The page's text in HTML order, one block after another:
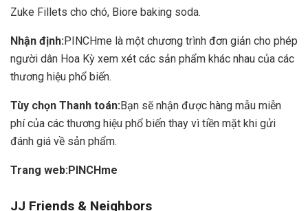
Zuke Fillets cho chó, Biore baking soda.
Nhận định:PINCHme là một chương trình đơn giản cho phép
người dân Hoa Kỳ xem xét các sản phẩm khác nhau của các
thương hiệu phổ biến.
Tùy chọn Thanh toán:Bạn sẽ nhận được hàng mẫu miễn
phí của các thương hiệu phổ biến thay vì tiền mặt khi gửi
đánh giá về sản phẩm.
Trang web:PINCHme
JJ Friends & Neighbors